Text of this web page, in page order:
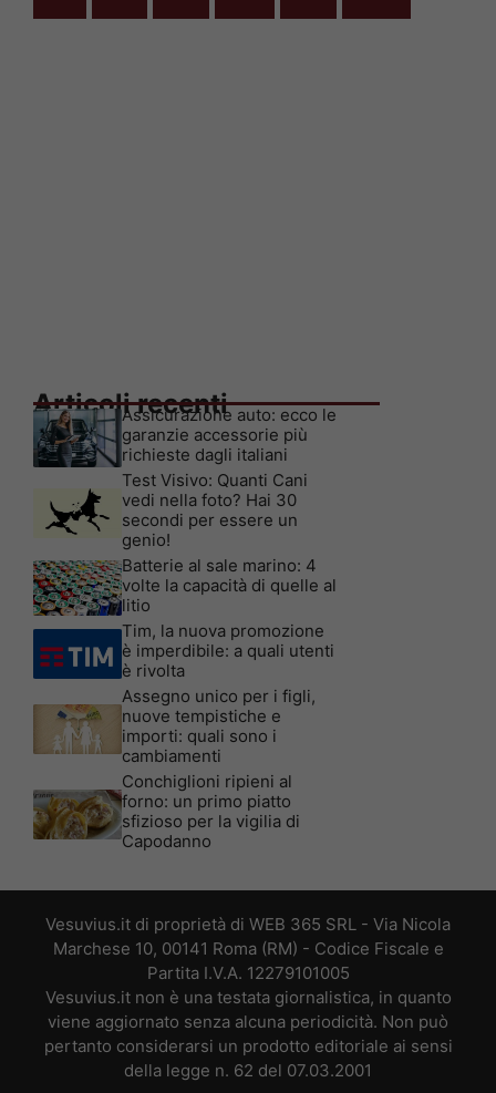
Articoli recenti
Assicurazione auto: ecco le
garanzie accessorie più
richieste dagli italiani
Test Visivo: Quanti Cani
vedi nella foto? Hai 30
secondi per essere un
genio!
Batterie al sale marino: 4
volte la capacità di quelle al
litio
Tim, la nuova promozione
è imperdibile: a quali utenti
è rivolta
Assegno unico per i figli,
nuove tempistiche e
importi: quali sono i
cambiamenti
Conchiglioni ripieni al
forno: un primo piatto
sfizioso per la vigilia di
Capodanno
Vesuvius.it di proprietà di WEB 365 SRL - Via Nicola
Marchese 10, 00141 Roma (RM) - Codice Fiscale e
Partita I.V.A. 12279101005
Vesuvius.it non è una testata giornalistica, in quanto
viene aggiornato senza alcuna periodicità. Non può
pertanto considerarsi un prodotto editoriale ai sensi
della legge n. 62 del 07.03.2001